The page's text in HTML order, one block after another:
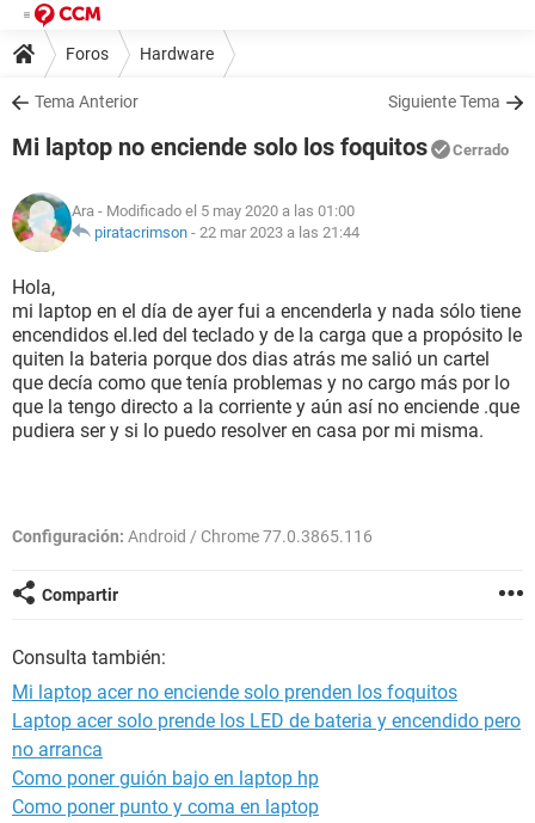
Foros Hardware
Tema Anterior Siguiente Tema
Mi laptop no enciende solo los foquitos Cerrado
Ara - Modificado el 5 may 2020 a las 01:00
piratacrimson - 22 mar 2023 a las 21:44
Hola,
mi laptop en el día de ayer fui a encenderla y nada sólo tiene
encendidos el.led del teclado y de la carga que a propósito le
quiten la bateria porque dos dias atrás me salió un cartel
que decía como que tenía problemas y no cargo más por lo
que la tengo directo a la corriente y aún así no enciende .que
pudiera ser y si lo puedo resolver en casa por mi misma.
Configuración: Android / Chrome 77.0.3865.116
Compartir
Consulta también:
Mi laptop acer no enciende solo prenden los foquitos
Laptop acer solo prende los LED de bateria y encendido pero
no arranca
Como poner guión bajo en laptop hp
Como poner punto y coma en laptop